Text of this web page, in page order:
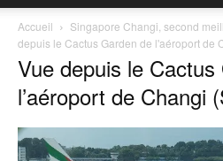
Accueil Singapore Changi, second
depuis le Cactus Garden de l'aéroport de
Vue depuis le
l’aéroport de Changi